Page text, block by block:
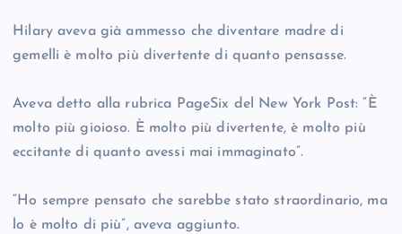
Hilary aveva già ammesso che diventare madre di
gemelli è molto più divertente di quanto pensasse.
Aveva detto alla rubrica PageSix del New York Post: “È
molto più gioioso. È molto più divertente, è molto più
eccitante di quanto avessi mai immaginato”.
“Ho sempre pensato che sarebbe stato straordinario, ma
lo è molto di più”, aveva aggiunto.